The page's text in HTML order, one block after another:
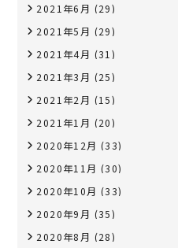
2021年6月 (29)
2021年5月 (29)
2021年4月 (31)
2021年3月 (25)
2021年2月 (15)
2021年1月 (20)
2020年12月 (33)
2020年11月 (30)
2020年10月 (33)
2020年9月 (35)
2020年8月 (28)